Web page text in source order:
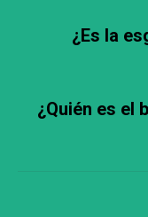
¿Es la
¿Quién es el